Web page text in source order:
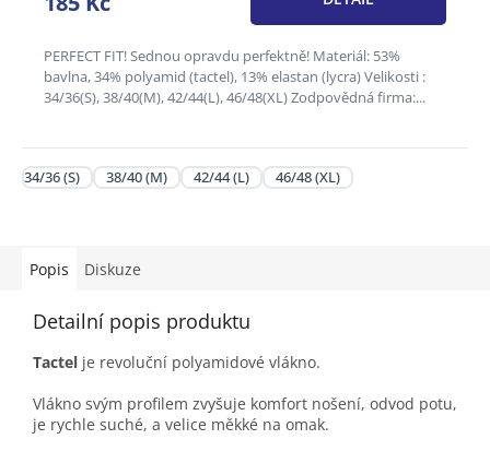
z
hvězdiček.
PERFECT FIT! Sednou opravdu perfektně! Materiál: 53%
bavlna, 34% polyamid (tactel), 13% elastan (lycra) Velikosti :
34/36(S), 38/40(M), 42/44(L), 46/48(XL) Zodpovědná firma:...
34/36 (S) 38/40 (M) 42/44 (L) 46/48 (XL)
Popis Diskuze
Detailní popis produktu
Tactel je revoluční polyamidové vlákno.
Vlákno svým profilem zvyšuje komfort nošení, odvod potu,
je rychle suché, a velice měkké na omak.